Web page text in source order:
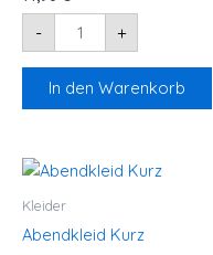
- +
In den Warenkorb
Kleider
Abendkleid Kurz
Abendkleid
Kurz